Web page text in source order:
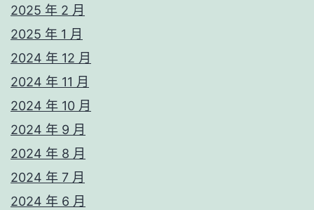
2025 年 2 月
2025 年 1 月
2024 年 12 月
2024 年 11 月
2024 年 10 月
2024 年 9 月
2024 年 8 月
2024 年 7 月
2024 年 6 月